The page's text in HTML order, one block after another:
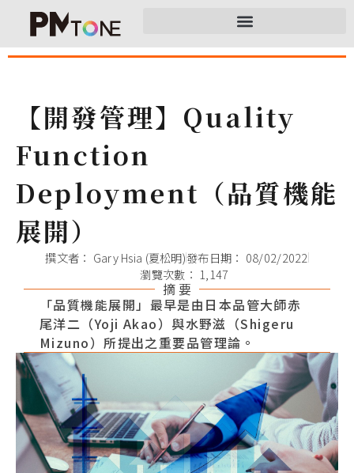
【開發管理】Quality
Function
Deployment（品質機能
展開）
撰文者： Gary Hsia (夏松明)發布日期： 08/02/2022
瀏覽次數： 1,147
摘 要
「品質機能展開」最早是由日本品管大師赤
尾洋二（Yoji Akao）與水野滋（Shigeru
Mizuno）所提出之重要品管理論。